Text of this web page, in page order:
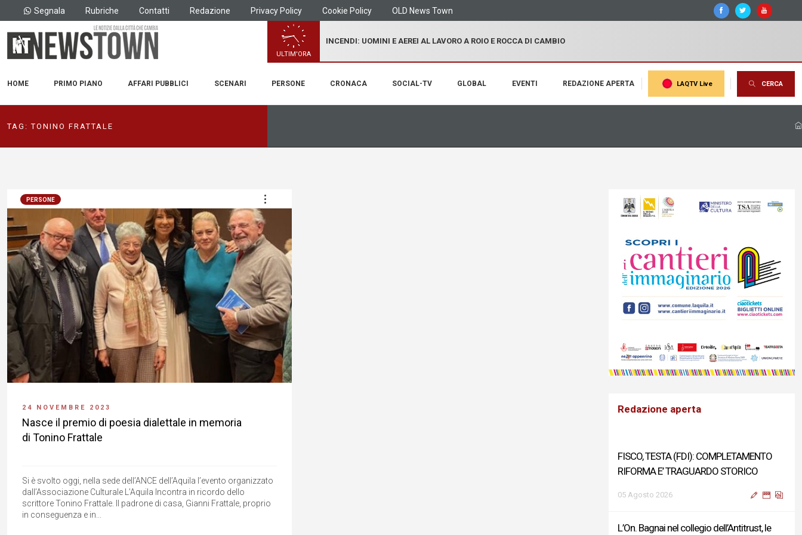
Segnala Rubriche Contatti Redazione Privacy Policy Cookie Policy OLD News Town
ULTIM'ORA
INCENDI: UOMINI E AEREI AL LAVORO A ROIO E ROCCA DI CAMBIO
HOME PRIMO PIANO AFFARI PUBBLICI SCENARI PERSONE CRONACA SOCIAL-TV GLOBAL EVENTI REDAZIONE APERTA LAQTV Live CERCA
TAG:TONINO FRATTALE
PERSONE
24 NOVEMBRE 2023
Nasce il premio di poesia dialettale in memoria
di Tonino Frattale
Si è svolto oggi, nella sede dell’ANCE dell’Aquila l’evento organizzato
dall’Associazione Culturale L’Aquila Incontra in ricordo dello
scrittore Tonino Frattale. Il padrone di casa, Gianni Frattale, proprio
in conseguenza e in...
Redazione aperta
FISCO, TESTA (FDI): COMPLETAMENTO
RIFORMA E’ TRAGUARDO STORICO
05 Agosto 2026
L’On. Bagnai nel collegio dell’Antitrust, le